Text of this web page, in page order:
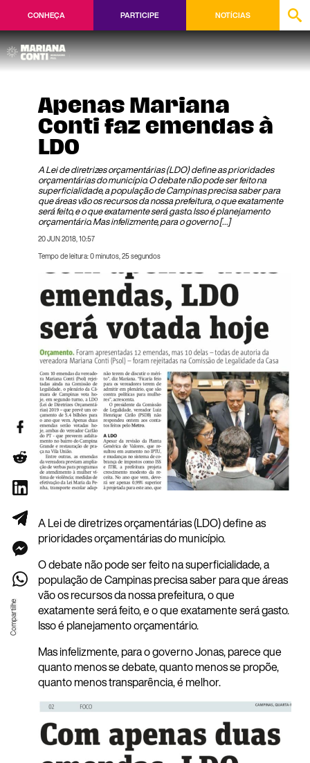
CONHEÇA PARTICIPE NOTÍCIAS
Apenas Mariana
Conti faz emendas à
LDO
A Lei de diretrizes orçamentárias (LDO) define as prioridades
orçamentárias do município. O debate não pode ser feito na
superficialidade, a população de Campinas precisa saber para
que áreas vão os recursos da nossa prefeitura, o que exatamente
será feito, e o que exatamente será gasto. Isso é planejamento
orçamentário. Mas infelizmente, para o governo […]
20 JUN 2018, 10:57
Tempo de leitura: 0 minutos, 25 segundos
A Lei de diretrizes orçamentárias (LDO) define as
prioridades orçamentárias do município.
O debate não pode ser feito na superficialidade, a
população de Campinas precisa saber para que áreas
vão os recursos da nossa prefeitura, o que
exatamente será feito, e o que exatamente será gasto.
Isso é planejamento orçamentário.
Mas infelizmente, para o governo Jonas, parece que
quanto menos se debate, quanto menos se propõe,
quanto menos transparência, é melhor.